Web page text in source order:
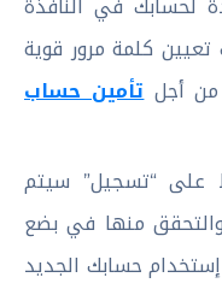
لحسابك في النافذة
تعيين كلمة مرور قوية
من أجل تأمين حساب
على “تسجيل” سيتم
والتحقق منها في بضع
حسابك الجديد